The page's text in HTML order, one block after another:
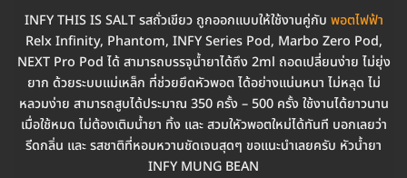
INFY THIS IS SALT รสถั่วเขียว ถูกออกแบบให้ใช้งานคู่กับ พอตไฟฟ้า
Relx Infinity, Phantom, INFY Series Pod, Marbo Zero Pod,
NEXT Pro Pod ได้ สามารถบรรจุน้ำยาได้ถึง 2ml ถอดเปลี่ยนง่าย ไม่ยุ่ง
ยาก ด้วยระบบแม่เหล็ก ที่ช่วยยึดหัวพอต ได้อย่างแน่นหนา ไม่หลุด ไม่
หลวมง่าย สามารถสูบได้ประมาณ 350 ครั้ง – 500 ครั้ง ใช้งานได้ยาวนาน
เมื่อใช้หมด ไม่ต้องเติมน้ำยา ทิ้ง และ สวมใหัวพอตใหม่ได้ทันที บอกเลยว่า
รีดกลิ่น และ รสชาติที่หอมหวานชัดเจนสุดๆ ขอแนะนำเลยครับ หัวน้ำยา
INFY MUNG BEAN